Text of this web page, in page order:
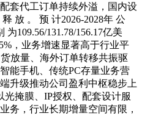
套代工订单持续外溢，国内设
放 。 预 计2026-2028年 公
109.56/131.78/156.17亿美
，业务增速显著高于行业平
放量、海外订单转移共振驱
能手机、传统PC存量业务营
升级推动公司盈利中枢稳步上
掩膜、IP授权、配套设计服
务，行业长期增量空间有限，